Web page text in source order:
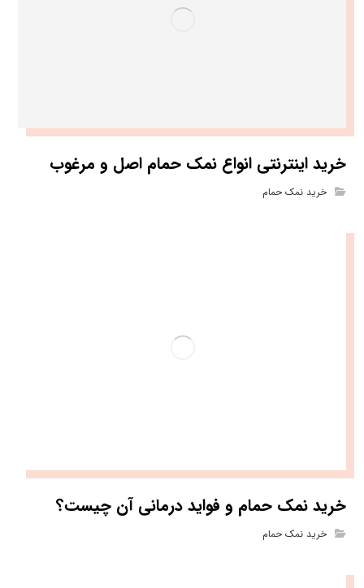
خرید اینترنتی انواع نمک حمام اصل و مرغوب
خرید نمک حمام
خرید نمک حمام و فواید درمانی آن چیست؟
خرید نمک حمام